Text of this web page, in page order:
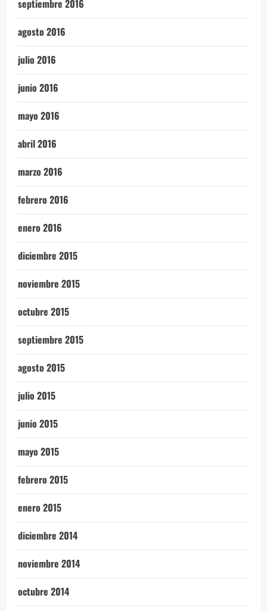
septiembre 2016
agosto 2016
julio 2016
junio 2016
mayo 2016
abril 2016
marzo 2016
febrero 2016
enero 2016
diciembre 2015
noviembre 2015
octubre 2015
septiembre 2015
agosto 2015
julio 2015
junio 2015
mayo 2015
febrero 2015
enero 2015
diciembre 2014
noviembre 2014
octubre 2014